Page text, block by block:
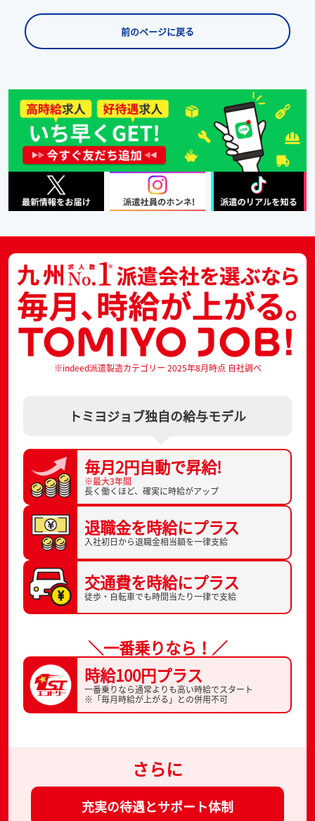
前のページに戻る
※indeed派遣製造カテゴリー 2025年8月時点 自社調べ
トミヨジョブ独自の給与モデル
毎月2円自動で昇給!
※最大3年間
長く働くほど、 確実に時給がアップ
退職金を時給にプラス
入社初日から退職金相当額を一律支給
交通費を時給にプラス
徒歩・自転車でも時間当たり一律で支給
＼一番乗りなら！／
時給100円プラス
一番乗りなら通常よりも高い時給でスタート
※「毎月時給が上がる」との併用不可
さらに
充実の待遇とサポート体制